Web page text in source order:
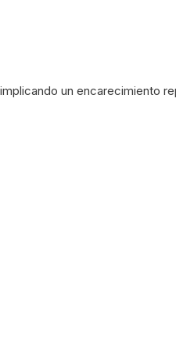
implicando un encarecimiento